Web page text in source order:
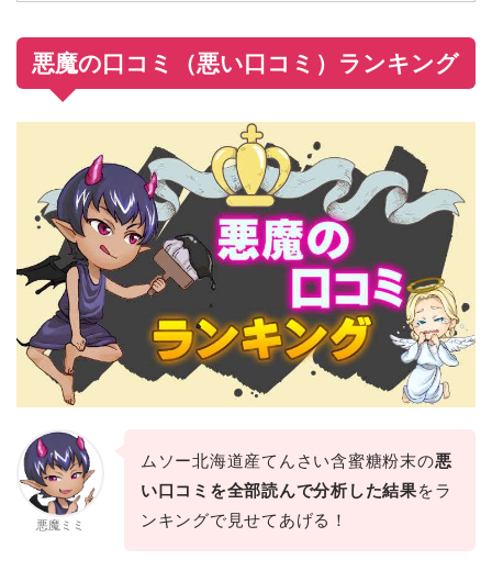
悪魔の口コミ（悪い口コミ）ランキング
悪魔ミミ
ムソー北海道産てんさい含蜜糖粉末の悪
い口コミを全部読んで分析した結果をラ
ンキングで見せてあげる！